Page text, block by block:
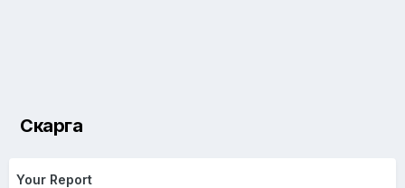
Скарга
Your Report